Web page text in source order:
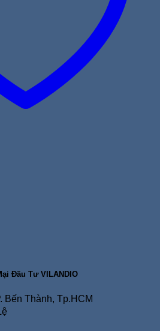
Đầu Tư VILANDIO
Bến Thành, Tp.HCM